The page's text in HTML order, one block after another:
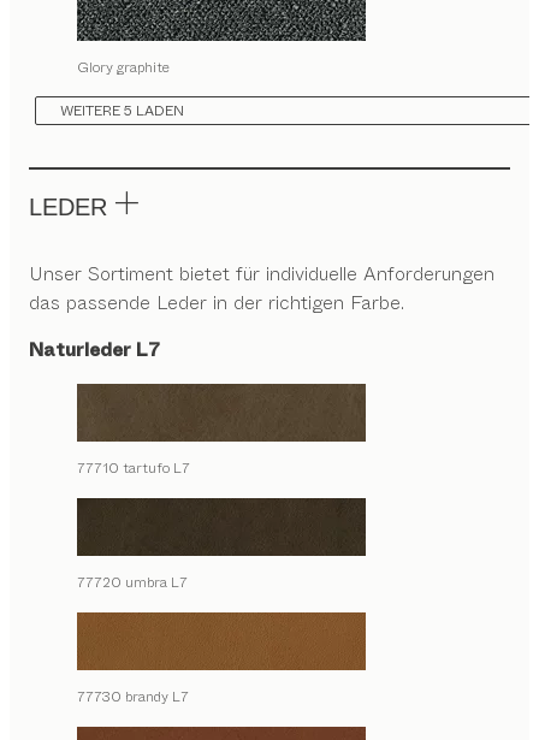
Glory graphite
WEITERE 5 LADEN
LEDER
Unser Sortiment bietet für individuelle Anforderungen
das passende Leder in der richtigen Farbe.
Naturleder L7
77710 tartufo L7
77720 umbra L7
77730 brandy L7